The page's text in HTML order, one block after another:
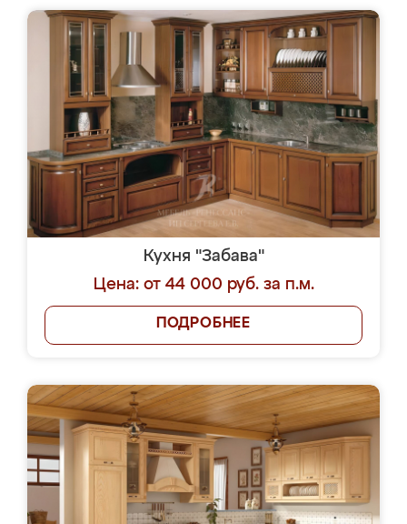
Кухня "Забава"
Цена: от 44 000 руб. за п.м.
ПОДРОБНЕЕ